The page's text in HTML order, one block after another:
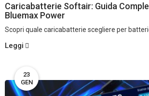
Caricabatterie Softair: Guida
Bluemax Power
Scopri quale caricabatterie scegliere per batterie
Leggi
23
GEN